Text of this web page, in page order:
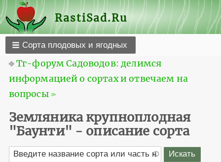
RastiSad.Ru
Сорта плодовых и ягодных
⎆Тг-форум Садоводов: делимся
информацией о сортах и отвечаем на
вопросы ≫
Земляника крупноплодная
"Баунти" - описание сорта